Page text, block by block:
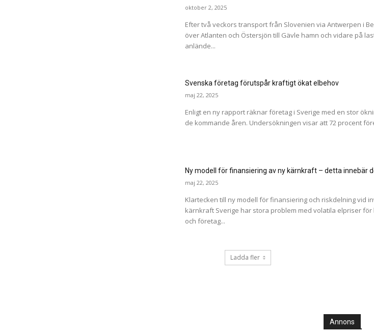
oktober 2, 2025
Efter två veckors transport från Slovenien via Antwerpen i
över Atlanten och Östersjön till Gävle hamn och vidare på
anlände...
Svenska företag förutspår kraftigt ökat elbehov
maj 22, 2025
Enligt en ny rapport räknar företag i Sverige med en stor
de kommande åren. Undersökningen visar att 72 procent
Ny modell för finansiering av ny kärnkraft – detta innebär
maj 22, 2025
Klartecken till ny modell för finansiering och riskdelning vid
kärnkraft Sverige har stora problem med volatila elpriser för
och företag...
Ladda fler
Annons